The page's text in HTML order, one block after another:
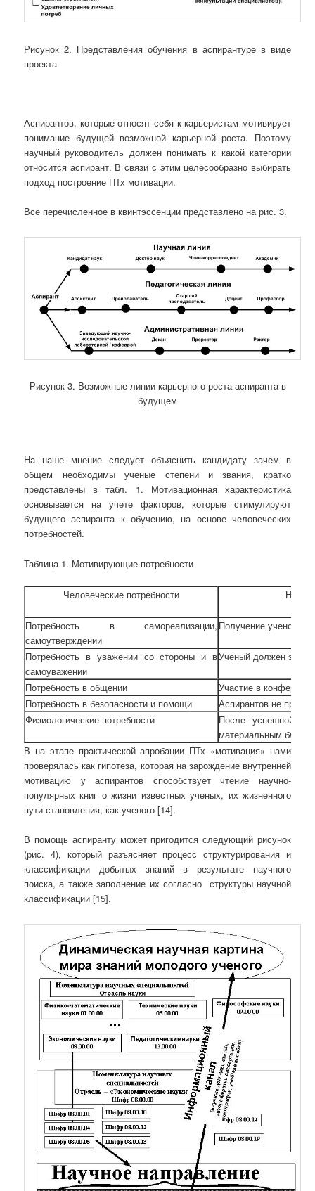
Рисунок 2. Представления обучения в аспирантуре в виде
проекта
Аспирантов, которые относят себя к карьеристам мотивирует
понимание будущей возможной карьерной роста. Поэтому
научный руководитель должен понимать к какой категории
относится аспирант. В связи с этим целесообразно выбирать
подход построение ПТх мотивации.
Все перечисленное в квинтэссенции представлено на рис. 3.
Рисунок 3. Возможные линии карьерного роста аспиранта в
будущем
На наше мнение следует объяснить кандидату зачем в
общем необходимы ученые степени и звания, кратко
представлены в табл. 1. Мотивационная характеристика
основывается на учете факторов, которые стимулируют
будущего аспиранта к обучению, на основе человеческих
потребностей.
Таблица 1. Мотивирующие потребности
Человеческие потребности
Потребность в самореализации,
самоутверждении
Получение ученого
Потребность в уважении со стороны и в
самоуважении
Ученый должен
Потребность в общении
Участие в
Потребность в безопасности и помощи
Аспирантов не
Физиологические потребности
После успешной
материальным благам
В на этапе практической апробации ПТх «мотивация» нами
проверялась как гипотеза, которая на зарождение внутренней
мотивацию у аспирантов способствует чтение научно-
популярных книг о жизни известных ученых, их жизненного
пути становления, как ученого [14].
В помощь аспиранту может пригодится следующий рисунок
(рис. 4), который разъясняет процесс структурирования и
классификации добытых знаний в результате научного
поиска, а также заполнение их согласно структуры научной
классификации [15].